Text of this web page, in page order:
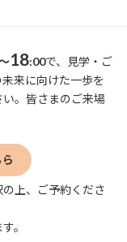
18:00で、見学・ご
来に向けた一歩を
。皆さまのご来場
上、ご予約くださ
。